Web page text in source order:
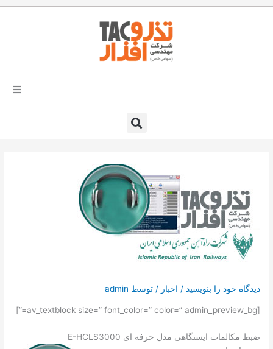
رفتن
راهکارهای تذروافزار در صنایع
خدمات و پشتیبانی
دعوت به همکاری
درخواست دمو
دیدگاه‌ خود را بنویسید / اخبار / توسط admin
[av_textblock size=” font_color=” color=” admin_preview_bg=”]
ضبط مکالمات ایستگاهی مدل حرفه ای E-HCLS3000